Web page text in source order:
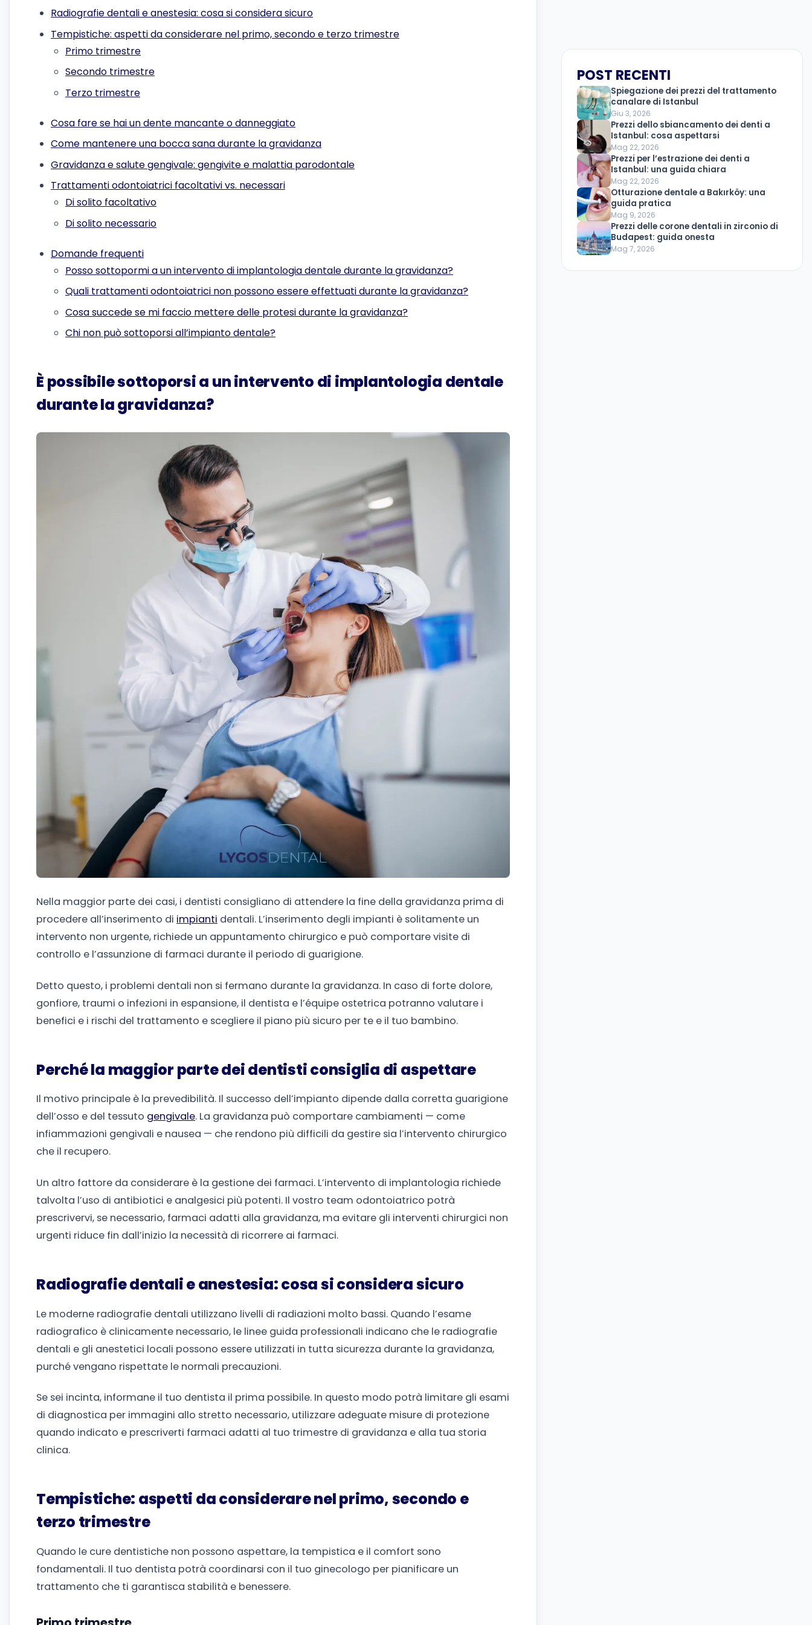
Radiografie dentali e anestesia: cosa si considera sicuro
Tempistiche: aspetti da considerare nel primo, secondo e terzo trimestre
Primo trimestre
Secondo trimestre
Terzo trimestre
Cosa fare se hai un dente mancante o danneggiato
Come mantenere una bocca sana durante la gravidanza
Gravidanza e salute gengivale: gengivite e malattia parodontale
Trattamenti odontoiatrici facoltativi vs. necessari
Di solito facoltativo
Di solito necessario
Domande frequenti
Posso sottopormi a un intervento di implantologia dentale durante la gravidanza?
Quali trattamenti odontoiatrici non possono essere effettuati durante la gravidanza?
Cosa succede se mi faccio mettere delle protesi durante la gravidanza?
Chi non può sottoporsi all’impianto dentale?
È possibile sottoporsi a un intervento di implantologia dentale
durante la gravidanza?
Nella maggior parte dei casi, i dentisti consigliano di attendere la fine della gravidanza prima di
procedere all’inserimento di impianti dentali. L’inserimento degli impianti è solitamente un
intervento non urgente, richiede un appuntamento chirurgico e può comportare visite di
controllo e l’assunzione di farmaci durante il periodo di guarigione.
Detto questo, i problemi dentali non si fermano durante la gravidanza. In caso di forte dolore,
gonfiore, traumi o infezioni in espansione, il dentista e l’équipe ostetrica potranno valutare i
benefici e i rischi del trattamento e scegliere il piano più sicuro per te e il tuo bambino.
Perché la maggior parte dei dentisti consiglia di aspettare
Il motivo principale è la prevedibilità. Il successo dell’impianto dipende dalla corretta guarigione
dell’osso e del tessuto gengivale. La gravidanza può comportare cambiamenti — come
infiammazioni gengivali e nausea — che rendono più difficili da gestire sia l’intervento chirurgico
che il recupero.
Un altro fattore da considerare è la gestione dei farmaci. L’intervento di implantologia richiede
talvolta l’uso di antibiotici e analgesici più potenti. Il vostro team odontoiatrico potrà
prescrivervi, se necessario, farmaci adatti alla gravidanza, ma evitare gli interventi chirurgici non
urgenti riduce fin dall’inizio la necessità di ricorrere ai farmaci.
Radiografie dentali e anestesia: cosa si considera sicuro
Le moderne radiografie dentali utilizzano livelli di radiazioni molto bassi. Quando l’esame
radiografico è clinicamente necessario, le linee guida professionali indicano che le radiografie
dentali e gli anestetici locali possono essere utilizzati in tutta sicurezza durante la gravidanza,
purché vengano rispettate le normali precauzioni.
Se sei incinta, informane il tuo dentista il prima possibile. In questo modo potrà limitare gli esami
di diagnostica per immagini allo stretto necessario, utilizzare adeguate misure di protezione
quando indicato e prescriverti farmaci adatti al tuo trimestre di gravidanza e alla tua storia
clinica.
Tempistiche: aspetti da considerare nel primo, secondo e
terzo trimestre
Quando le cure dentistiche non possono aspettare, la tempistica e il comfort sono
fondamentali. Il tuo dentista potrà coordinarsi con il tuo ginecologo per pianificare un
trattamento che ti garantisca stabilità e benessere.
POST RECENTI
Spiegazione dei prezzi del trattamento
canalare di Istanbul
Giu 3, 2026
Prezzi dello sbiancamento dei denti a
Istanbul: cosa aspettarsi
Mag 22, 2026
Prezzi per l’estrazione dei denti a
Istanbul: una guida chiara
Mag 22, 2026
Otturazione dentale a Bakırköy: una
guida pratica
Mag 9, 2026
Prezzi delle corone dentali in zirconio di
Budapest: guida onesta
Mag 7, 2026